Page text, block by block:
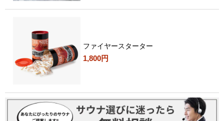
ファイヤースターター
1,800円